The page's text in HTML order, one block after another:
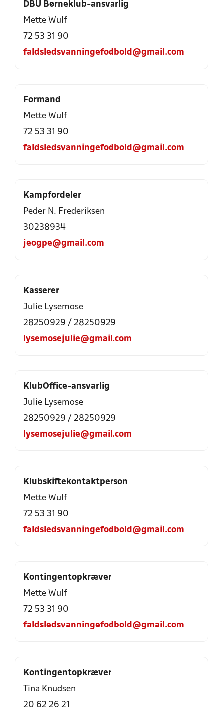
DBU Børneklub-ansvarlig
Mette Wulf
72 53 31 90
faldsledsvanningefodbold@gmail.com
Formand
Mette Wulf
72 53 31 90
faldsledsvanningefodbold@gmail.com
Kampfordeler
Peder N. Frederiksen
30238934
jeogpe@gmail.com
Kasserer
Julie Lysemose
28250929 / 28250929
lysemosejulie@gmail.com
KlubOffice-ansvarlig
Julie Lysemose
28250929 / 28250929
lysemosejulie@gmail.com
Klubskiftekontaktperson
Mette Wulf
72 53 31 90
faldsledsvanningefodbold@gmail.com
Kontingentopkræver
Mette Wulf
72 53 31 90
faldsledsvanningefodbold@gmail.com
Kontingentopkræver
Tina Knudsen
20 62 26 21